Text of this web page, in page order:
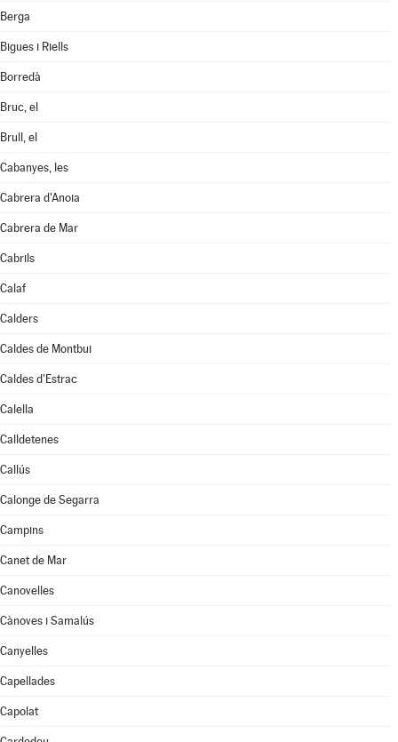
Berga
Bigues i Riells
Borredà
Bruc, el
Brull, el
Cabanyes, les
Cabrera d'Anoia
Cabrera de Mar
Cabrils
Calaf
Calders
Caldes de Montbui
Caldes d'Estrac
Calella
Calldetenes
Callús
Calonge de Segarra
Campins
Canet de Mar
Canovelles
Cànoves i Samalús
Canyelles
Capellades
Capolat